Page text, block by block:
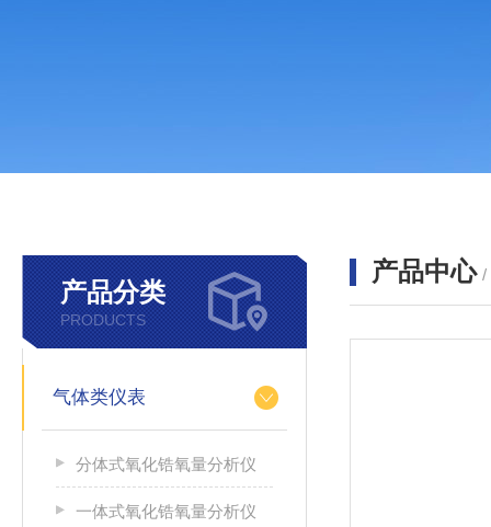
产品分类
PRODUCTS
气体类仪表
分体式氧化锆氧量分析仪
一体式氧化锆氧量分析仪
产品中心 /